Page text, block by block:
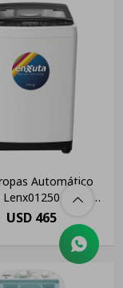
Automático
Blanco
12kg 220 V
USD 465